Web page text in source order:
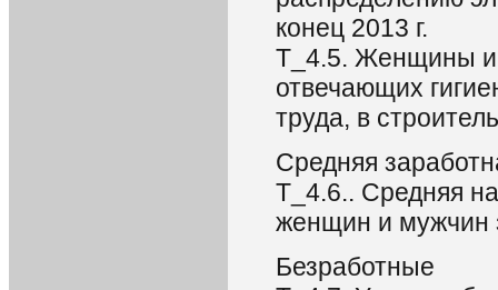
конец 2013 г.
T_4.5. Женщины и
отвечающих
труда, в
Средняя
Т_4.6.. Средняя
женщин и мужчин
Безработные